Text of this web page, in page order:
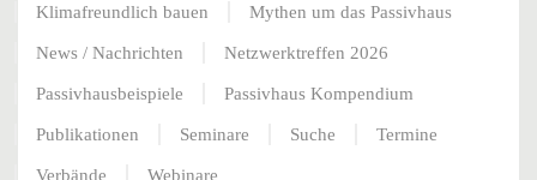
Klimafreundlich bauen Mythen um das Passivhaus
News / Nachrichten Netzwerktreffen 2026
Passivhausbeispiele Passivhaus Kompendium
Publikationen Seminare Suche Termine
Verbände Webinare